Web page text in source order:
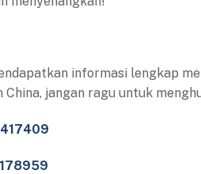
informasi lengkap
China, jangan ragu untuk